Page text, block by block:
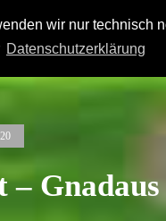
wir nur technisch
Datenschutzerklärung
Kurz bemerkt